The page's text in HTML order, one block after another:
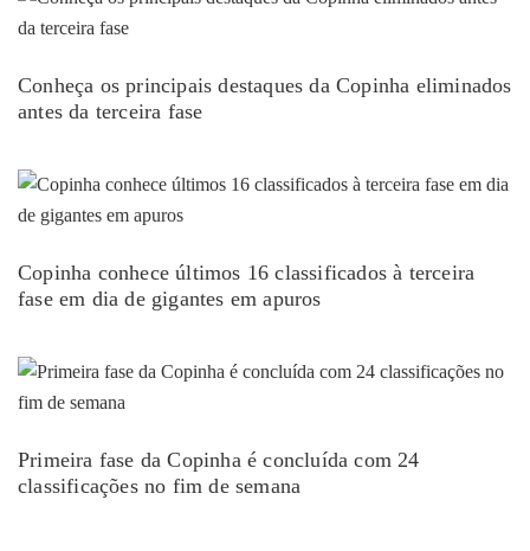
Conheça os principais destaques da Copinha eliminados
antes da terceira fase
Copinha conhece últimos 16 classificados à terceira
fase em dia de gigantes em apuros
Primeira fase da Copinha é concluída com 24
classificações no fim de semana